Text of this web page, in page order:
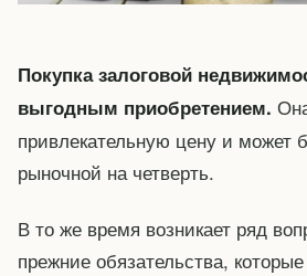
Покупка залоговой
выгодным приобретением.
привлекательную цену и может
рыночной на четверть.
В то же время возникает ряд
прежние обязательства,